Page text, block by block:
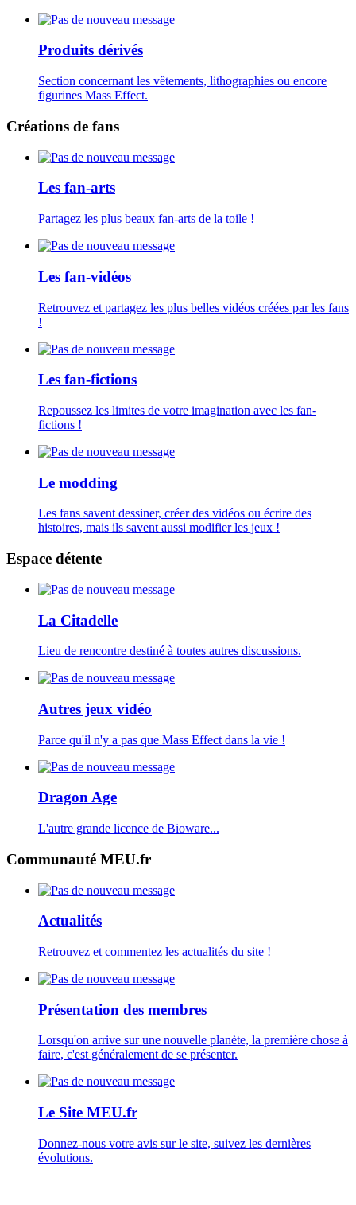
Produits dérivés
Section concernant les vêtements, lithographies ou encore
figurines Mass Effect.
Créations de fans
Les fan-arts
Partagez les plus beaux fan-arts de la toile !
Les fan-vidéos
Retrouvez et partagez les plus belles vidéos créées par les fans
!
Les fan-fictions
Repoussez les limites de votre imagination avec les fan-
fictions !
Le modding
Les fans savent dessiner, créer des vidéos ou écrire des
histoires, mais ils savent aussi modifier les jeux !
Espace détente
La Citadelle
Lieu de rencontre destiné à toutes autres discussions.
Autres jeux vidéo
Parce qu'il n'y a pas que Mass Effect dans la vie !
Dragon Age
L'autre grande licence de Bioware...
Communauté MEU.fr
Actualités
Retrouvez et commentez les actualités du site !
Présentation des membres
Lorsqu'on arrive sur une nouvelle planète, la première chose à
faire, c'est généralement de se présenter.
Le Site MEU.fr
Donnez-nous votre avis sur le site, suivez les dernières
évolutions.